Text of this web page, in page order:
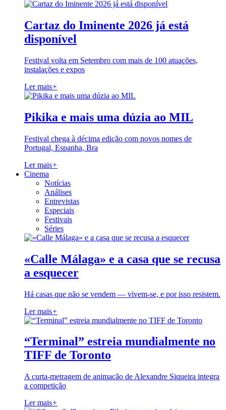
Cartaz do Iminente 2026 já está
disponível
Festival volta em Setembro com mais de 100 atuações,
instalações e expos
Ler mais+
Pikika e mais uma dúzia ao MIL
Festival chega à décima edição com novos nomes de
Portugal, Espanha, Bra
Ler mais+
Cinema
Notícias
Análises
Entrevistas
Especiais
Festivais
Séries
«Calle Málaga» e a casa que se recusa
a esquecer
Há casas que não se vendem — vivem-se, e por isso resistem.
Ler mais+
“Terminal” estreia mundialmente no
TIFF de Toronto
A curta-metragem de animação de Alexandre Siqueira integra
a competição
Ler mais+